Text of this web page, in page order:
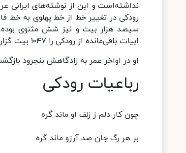
نداشته‌است و این از نوشته‌های ایرانی
رودکی در تغییر خط از خط پهلوی به خط
سیصد هزار بیت و نیز شش مثنوی بوده‌،
ابیات باقی‌مانده از رودکی را ۱۰۴۷ بیت گزارش می‌کنند.
او در اواخر عمر به زادگاهش بنجرود بازگشت و در همانجا به
رباعیات رودکی
چون کار دلم ز زلف او ماند گره
بر هر رگ جان صد آرزو ماند گره